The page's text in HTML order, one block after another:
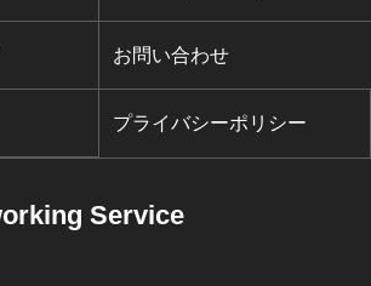
お問い合わせ
プライバシーポリシー
Service